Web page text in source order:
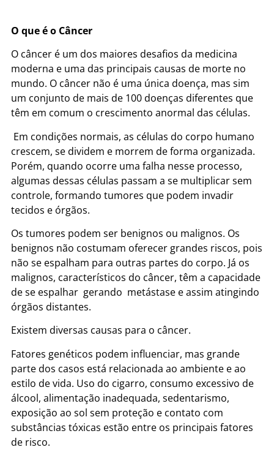
O que é o Câncer
O câncer é um dos maiores desafios da medicina
moderna e uma das principais causas de morte no
mundo. O câncer não é uma única doença, mas sim
um conjunto de mais de 100 doenças diferentes que
têm em comum o crescimento anormal das células.
Em condições normais, as células do corpo humano
crescem, se dividem e morrem de forma organizada.
Porém, quando ocorre uma falha nesse processo,
algumas dessas células passam a se multiplicar sem
controle, formando tumores que podem invadir
tecidos e órgãos.
Os tumores podem ser benignos ou malignos. Os
benignos não costumam oferecer grandes riscos, pois
não se espalham para outras partes do corpo. Já os
malignos, característicos do câncer, têm a capacidade
de se espalhar gerando metástase e assim atingindo
órgãos distantes.
Existem diversas causas para o câncer.
Fatores genéticos podem influenciar, mas grande
parte dos casos está relacionada ao ambiente e ao
estilo de vida. Uso do cigarro, consumo excessivo de
álcool, alimentação inadequada, sedentarismo,
exposição ao sol sem proteção e contato com
substâncias tóxicas estão entre os principais fatores
de risco.